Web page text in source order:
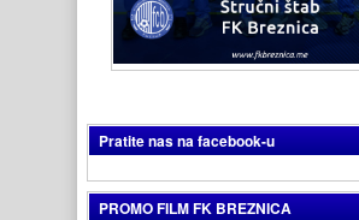
Pratite nas na facebook-u
PROMO FILM FK BREZNICA